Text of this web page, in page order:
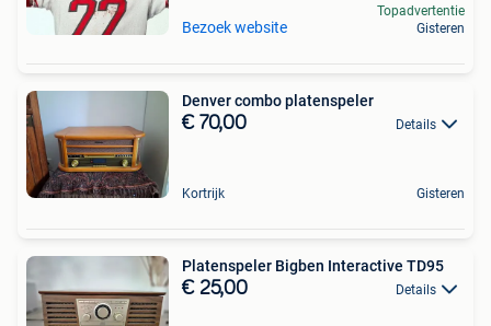
Bezoek website
Topadvertentie
Gisteren
Denver combo platenspeler
€ 70,00 Details
Kortrijk Gisteren
Platenspeler Bigben Interactive TD95
€ 25,00 Details